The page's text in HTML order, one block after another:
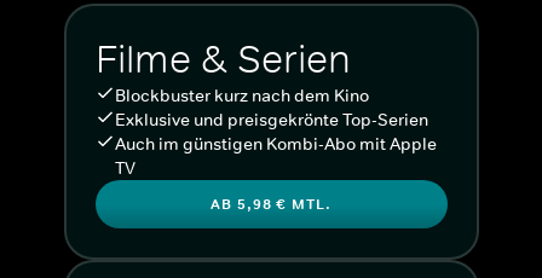
Filme & Serien
Blockbuster kurz nach dem Kino
Exklusive und preisgekrönte Top-Serien
Auch im günstigen Kombi-Abo mit Apple
TV
AB 5,98 € MTL.